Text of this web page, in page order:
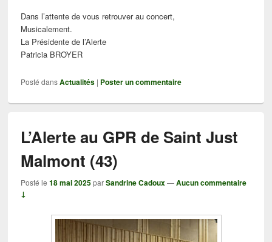
Dans l’attente de vous retrouver au concert,
Musicalement.
La Présidente de l’Alerte
Patricia BROYER
Posté dans Actualités | Poster un commentaire
L’Alerte au GPR de Saint Just
Malmont (43)
Posté le18 mai 2025 parSandrine Cadoux —Aucun commentaire
↓